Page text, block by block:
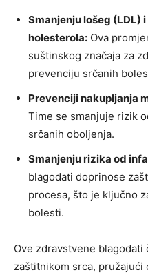
Smanjenju lošeg (LDL)
holesterola: Ova
suštinskog značaja za
prevenciju srčanih
Prevenciji nakupljanja
Time se smanjuje rizik
srčanih oboljenja.
Smanjenju rizika od
blagodati doprinose
procesa, što je ključno
bolesti.
Ove zdravstvene
zaštitnikom srca,